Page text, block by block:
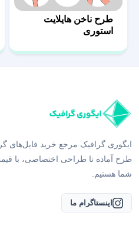
طرح ناخن هایلایت
استوری
ایگوری گرافیک مرجع خرید فایل‌های
طرح آماده تا طراحی اختصاصی، با
شما هستیم.
اینستاگرام ما